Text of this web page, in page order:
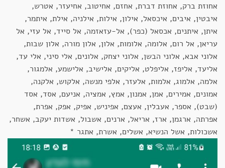
אחוזת ברק, אחוזת דברת, אחזם, אחיטוב, אחיעזר, אטרש,
איבטין, איבים, איכסאל, אילון, אילות, אילניה, אילת, איתמר,
איתן, איתנים, אכסאל (כפר), אל-עזאזמה, אל סייד, אל עזי, אל
עריאן, אל רום, אלומה, אלומות, אלון, אלון מורה, אלון שבות,
אלוני אבא, אלוני הבשן, אלוני יצחק, אלונים, אלי סיני, אלי עד,
אליעד, אליפז, אליפלט, אליקים, אלישיב, אלישמע, אלמגור,
אלמה, אלמוג, אלמות, אלעזר, אלפי מנשה, אלקוש, אלקנה,
אמונים, אמירים, אמן, אמנון, אמץ, אמציה, אניעם, אסד, אסד
(שבט), אספר, אעבלין, אעצם, אפיניש, אפיק, אפק, אפרת,
אפרתה, ארגמן, ארז, אריאל, ארנים, אשבול, אשדות יעקב, אשחר,
אשכולות, אשל הנשיא, אשלים, אשרת, אתגר *